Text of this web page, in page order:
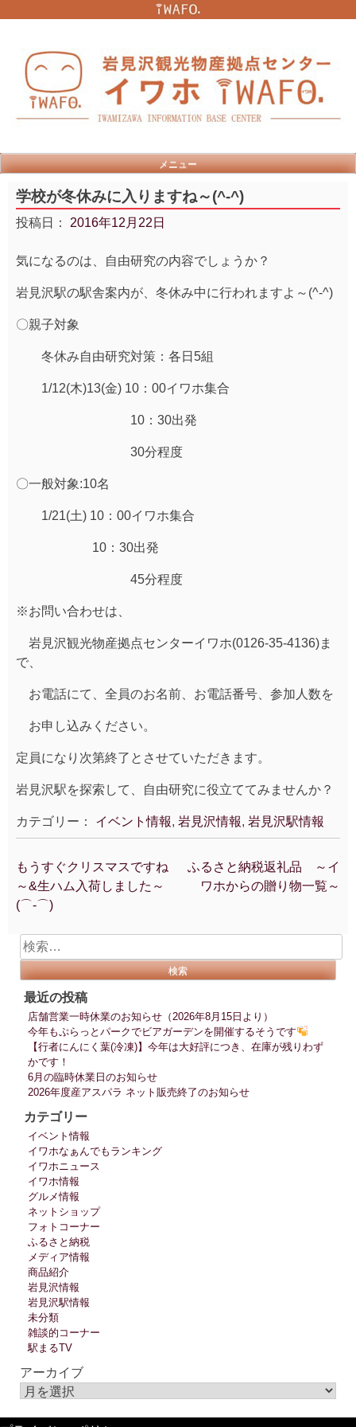
メニュー
学校が冬休みに入りますね～(^-^)
投稿日： 2016年12月22日
気になるのは、自由研究の内容でしょうか？
岩見沢駅の駅舎案内が、冬休み中に行われますよ～(^-^)
〇親子対象
冬休み自由研究対策：各日5組
1/12(木)13(金) 10：00イワホ集合
10：30出発
30分程度
〇一般対象:10名
1/21(土) 10：00イワホ集合
10：30出発
45分程度
※お問い合わせは、
岩見沢観光物産拠点センターイワホ(0126-35-4136)ま
で、
お電話にて、全員のお名前、お電話番号、参加人数を
お申し込みください。
定員になり次第終了とさせていただきます。
岩見沢駅を探索して、自由研究に役立ててみませんか？
カテゴリー： イベント情報, 岩見沢情報, 岩見沢駅情報
投
稿
ナ
ゲ
ー
ョ
ン
もうすぐクリスマスですね
～&生ハム入荷しました～
(⌒‐⌒)
ふるさと納税返礼品 ～イ
ワホからの贈り物一覧～
検
索:
最近の投稿
店舗営業一時休業のお知らせ（2026年8月15日より）
今年もぷらっとパークでビアガーデンを開催するそうです
【行者にんにく葉(冷凍)】今年は大好評につき、在庫が残りわず
かです！
6月の臨時休業日のお知らせ
2026年度産アスパラ ネット販売終了のお知らせ
カテゴリー
イベント情報
イワホなぁんでもランキング
イワホニュース
イワホ情報
グルメ情報
ネットショップ
フォトコーナー
ふるさと納税
メディア情報
商品紹介
岩見沢情報
岩見沢駅情報
未分類
雑談的コーナー
駅まるTV
アーカイブ